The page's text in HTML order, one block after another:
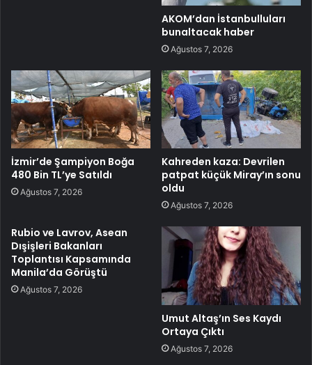
AKOM’dan İstanbulluları
bunaltacak haber
Ağustos 7, 2026
İzmir’de Şampiyon Boğa
480 Bin TL’ye Satıldı
Ağustos 7, 2026
Kahreden kaza: Devrilen
patpat küçük Miray’ın sonu
oldu
Ağustos 7, 2026
Rubio ve Lavrov, Asean
Dışişleri Bakanları
Toplantısı Kapsamında
Manila’da Görüştü
Ağustos 7, 2026
Umut Altaş’ın Ses Kaydı
Ortaya Çıktı
Ağustos 7, 2026